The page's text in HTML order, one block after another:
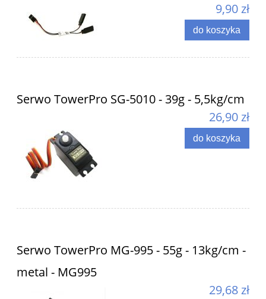
9,90 zł
do koszyka
Serwo TowerPro SG-5010 - 39g - 5,5kg/cm
26,90 zł
do koszyka
Serwo TowerPro MG-995 - 55g - 13kg/cm -
metal - MG995
29,68 zł